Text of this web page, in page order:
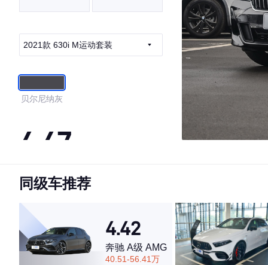
2021款 630i M运动套装
贝尔尼纳灰
4.47
·外观表现较为优秀，优于76%同级车
·空间表现较为优秀，优于78%同级车
同级车推荐
4.42
奔驰 A级 AMG
40.51-56.41万